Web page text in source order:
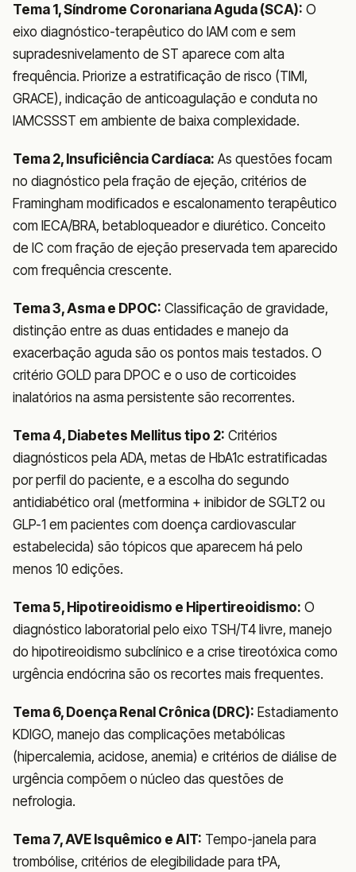
Tema 1, Síndrome Coronariana Aguda (SCA): O
eixo diagnóstico-terapêutico do IAM com e sem
supradesnivelamento de ST aparece com alta
frequência. Priorize a estratificação de risco (TIMI,
GRACE), indicação de anticoagulação e conduta no
IAMCSSST em ambiente de baixa complexidade.
Tema 2, Insuficiência Cardíaca: As questões focam
no diagnóstico pela fração de ejeção, critérios de
Framingham modificados e escalonamento terapêutico
com IECA/BRA, betabloqueador e diurético. Conceito
de IC com fração de ejeção preservada tem aparecido
com frequência crescente.
Tema 3, Asma e DPOC: Classificação de gravidade,
distinção entre as duas entidades e manejo da
exacerbação aguda são os pontos mais testados. O
critério GOLD para DPOC e o uso de corticoides
inalatórios na asma persistente são recorrentes.
Tema 4, Diabetes Mellitus tipo 2: Critérios
diagnósticos pela ADA, metas de HbA1c estratificadas
por perfil do paciente, e a escolha do segundo
antidiabético oral (metformina + inibidor de SGLT2 ou
GLP-1 em pacientes com doença cardiovascular
estabelecida) são tópicos que aparecem há pelo
menos 10 edições.
Tema 5, Hipotireoidismo e Hipertireoidismo: O
diagnóstico laboratorial pelo eixo TSH/T4 livre, manejo
do hipotireoidismo subclínico e a crise tireotóxica como
urgência endócrina são os recortes mais frequentes.
Tema 6, Doença Renal Crônica (DRC): Estadiamento
KDIGO, manejo das complicações metabólicas
(hipercalemia, acidose, anemia) e critérios de diálise de
urgência compõem o núcleo das questões de
nefrologia.
Tema 7, AVE Isquêmico e AIT: Tempo-janela para
trombólise, critérios de elegibilidade para tPA,